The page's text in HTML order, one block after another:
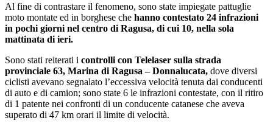
Al fine di contrastare il fenomeno, sono state impiegate pattuglie
moto montate ed in borghese che hanno contestato 24 infrazioni
in pochi giorni nel centro di Ragusa, di cui 10, nella sola
mattinata di ieri.
Sono stati reiterati i controlli con Telelaser sulla strada
provinciale 63, Marina di Ragusa – Donnalucata, dove diversi
ciclisti avevano segnalato l’eccessiva velocità tenuta dai conducenti
di auto e di camion; sono state 6 le infrazioni contestate, con il ritiro
di 1 patente nei confronti di un conducente catanese che aveva
superato di 47 km orari il limite di velocità.